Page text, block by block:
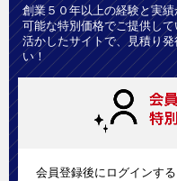
創業５０年以上の経験と実
可能な特別価格でご提供し
活かしたサイトで、見積り
い！
会員登録後にログインす